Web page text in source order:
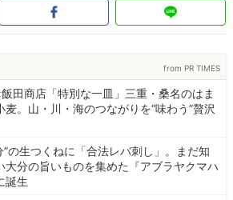
from PR TIMES
田商店「特別な一皿」三重・桑名のはま
麦。山・川・海のつながりを“味わう”贅沢
”の生つくねに「合法レバ刺し」。まだ知
大分の旨いものを集めた『アブラヤクマハ
誕生